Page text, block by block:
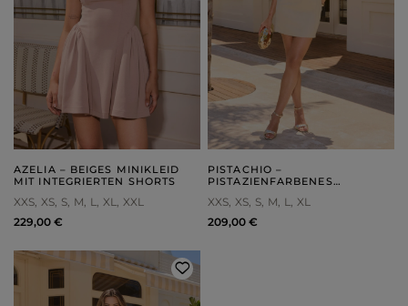
AZELIA – BEIGES MINIKLEID
MIT INTEGRIERTEN SHORTS
XXS XS S M L XL
XXL
229,00 €
PISTACHIO –
PISTAZIENFARBENES
XXS XS S M L
XL
209,00 €